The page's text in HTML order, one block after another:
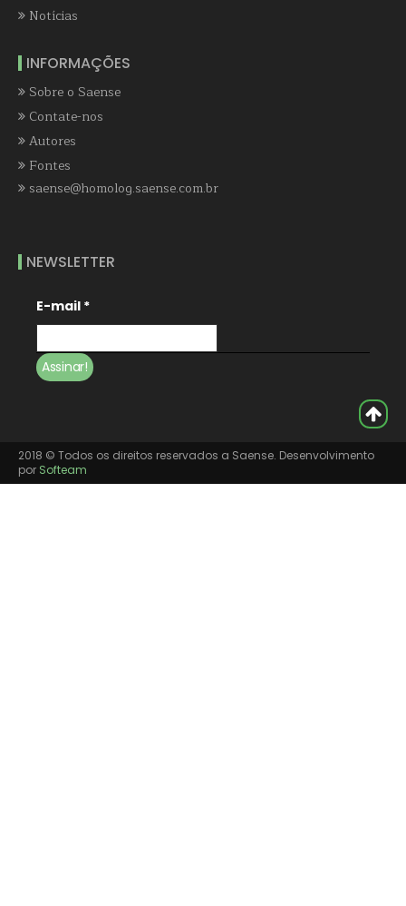
Notícias
INFORMAÇÕES
Sobre o Saense
Contate-nos
Autores
Fontes
saense@homolog.saense.com.br
NEWSLETTER
E-mail *
2018 © Todos os direitos reservados a Saense. Desenvolvimento
por Softeam